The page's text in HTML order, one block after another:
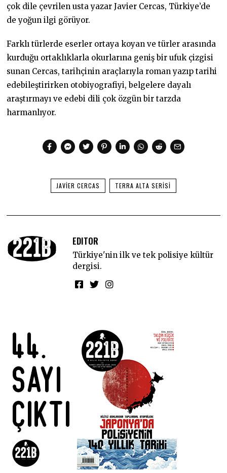
çok dile çevrilen usta yazar Javier Cercas, Türkiye’de
de yoğun ilgi görüyor.
Farklı türlerde eserler ortaya koyan ve türler arasında
kurduğu ortaklıklarla okurlarına geniş bir ufuk çizgisi
sunan Cercas, tarihçinin araçlarıyla roman yazıp tarihi
edebileştirirken otobiyografiyi, belgelere dayalı
araştırmayı ve edebi dili çok özgün bir tarzda
harmanlıyor.
JAVIER CERCAS TERRA ALTA SERISI
EDITOR
Türkiye'nin ilk ve tek polisiye kültür
dergisi.